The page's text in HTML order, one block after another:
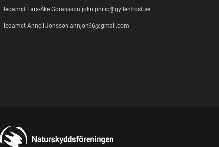
ledamot Lars-Åke Göransson john.philip@gyllenfrost.se
ledamot Anneli Jonsson annjon66@gmail.com